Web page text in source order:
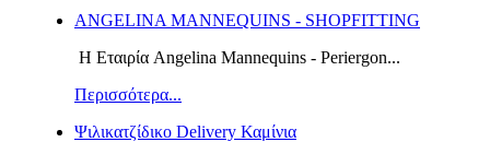
ANGELINA MANNEQUINS - SHOPFITTING
Η Εταιρία Angelina Mannequins - Periergon...
Περισσότερα...
Ψιλικατζίδικο Delivery Καμίνια